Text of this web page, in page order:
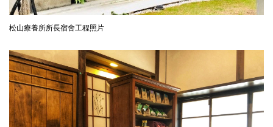
雙
語
彙
台
北
通
English
松山療養所所長宿舍工程照片